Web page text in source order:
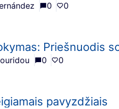
0 0
Priešnuodis
0 0
pavyzdžiais